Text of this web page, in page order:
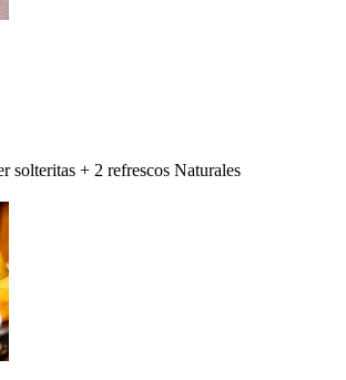
solteritas + 2 refrescos Naturales